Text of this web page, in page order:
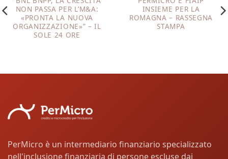
NON PASSA PER L’M&A:
«PRONTA LA NUOVA
ORGANIZZAZIONE»” – IL
SOLE 24 ORE
INSIEME PER LA
ROMAGNA – RASSEGNA
STAMPA
PerMicro è un intermediario finanziario specializzato
nell'inclusione finanziaria di persone escluse dai